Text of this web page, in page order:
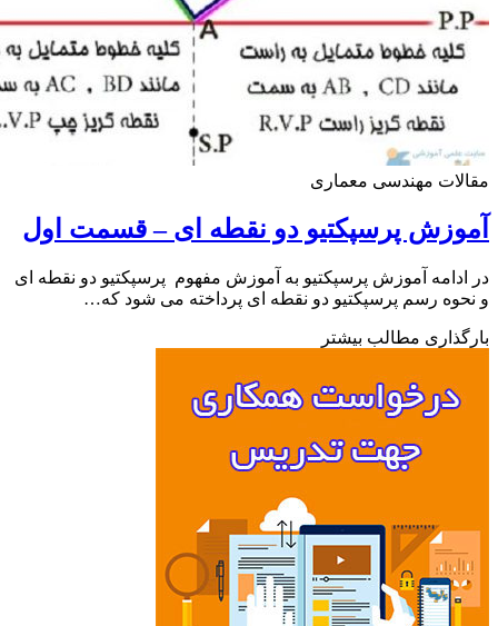
مهندسی معماری
پرسپکتیو دو نقطه ای – قسمت اول
آموزش پرسپکتیو به آموزش مفهوم پرسپکتیو دو نقطه ای
رسم پرسپکتیو دو نقطه ای پرداخته می شود که…
مطالب بیشتر